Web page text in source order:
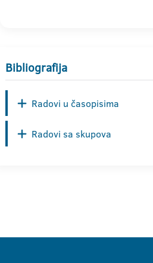
Bibliografija
Radovi u časopisima
Radovi sa skupova